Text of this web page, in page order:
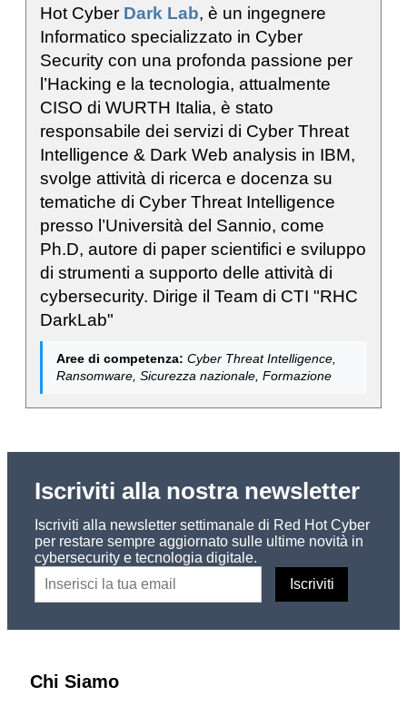
Hot Cyber Dark Lab, è un ingegnere
Informatico specializzato in Cyber
Security con una profonda passione per
l’Hacking e la tecnologia, attualmente
CISO di WURTH Italia, è stato
responsabile dei servizi di Cyber Threat
Intelligence & Dark Web analysis in IBM,
svolge attività di ricerca e docenza su
tematiche di Cyber Threat Intelligence
presso l’Università del Sannio, come
Ph.D, autore di paper scientifici e sviluppo
di strumenti a supporto delle attività di
cybersecurity. Dirige il Team di CTI "RHC
DarkLab"
Aree di competenza: Cyber Threat Intelligence,
Ransomware, Sicurezza nazionale, Formazione
Iscriviti alla nostra newsletter
Iscriviti alla newsletter settimanale di Red Hot Cyber
per restare sempre aggiornato sulle ultime novità in
cybersecurity e tecnologia digitale.
Chi Siamo